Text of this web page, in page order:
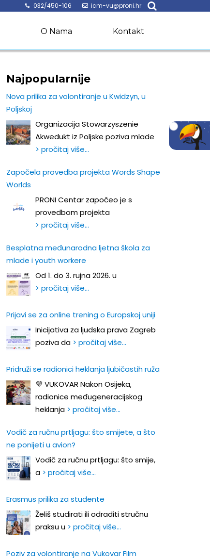
032/450-106 icm-vu@proni.hr
O Nama Kontakt
Najpopularnije
Nova prilika za volontiranje u Kwidzyn, u
Poljskoj
Organizacija Stowarzyszenie
Akwedukt iz Poljske poziva mlade
> pročitaj više…
Započela provedba projekta Words Shape
Worlds
PRONI Centar započeo je s
provedbom projekta
> pročitaj više…
Besplatna međunarodna ljetna škola za
mlade i youth workere
Od 1. do 3. rujna 2026. u
> pročitaj više…
Prijavi se za online trening o Europskoj uniji
Inicijativa za ljudska prava Zagreb
poziva da > pročitaj više…
Pridruži se radionici heklanja ljubičastih ruža
💜 VUKOVAR Nakon Osijeka,
radionice međugeneracijskog
heklanja > pročitaj više…
Vodič za ručnu prtljagu: što smijete, a što
ne ponijeti u avion?
Vodič za ručnu prtljagu: što smije,
a > pročitaj više…
Erasmus prilika za studente
Želiš studirati ili odraditi stručnu
praksu u > pročitaj više…
Poziv za volontiranje na Vukovar Film